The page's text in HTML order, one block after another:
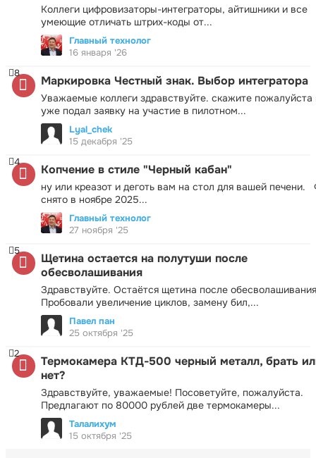
Коллеги цифровизаторы-интеграторы, айтишники и все
умеющие отличать штрих-коды от...
Главный технолог
16 января '26
Маркировка Честный знак. Выбор интегратора
Уважаемые коллеги здравствуйте. скажите пожалуйста
уже подал заявку на участие в пилотном...
8
Lyal_chek
15 декабря '25
Копчение в стиле "Черный кабан"
ну или креазот и деготь вам на стол для вашей печени.
снято в ноябре 2025...
4
Главный технолог
27 ноября '25
Щетина остается на полутуши после
обесволашивания
Здравствуйте. Остаётся щетина после
Пробовали увеличение циклов, замену бил,...
5
Павел пан
25 октября '25
Термокамера КТД-500 черный металл, брать
нет?
Здравствуйте, уважаемые! Посоветуйте, пожалуйста.
Предлагают по 80000 рублей две термокамеры...
2
Талалихум
15 октября '25